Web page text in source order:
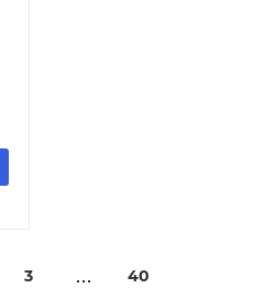
3 40